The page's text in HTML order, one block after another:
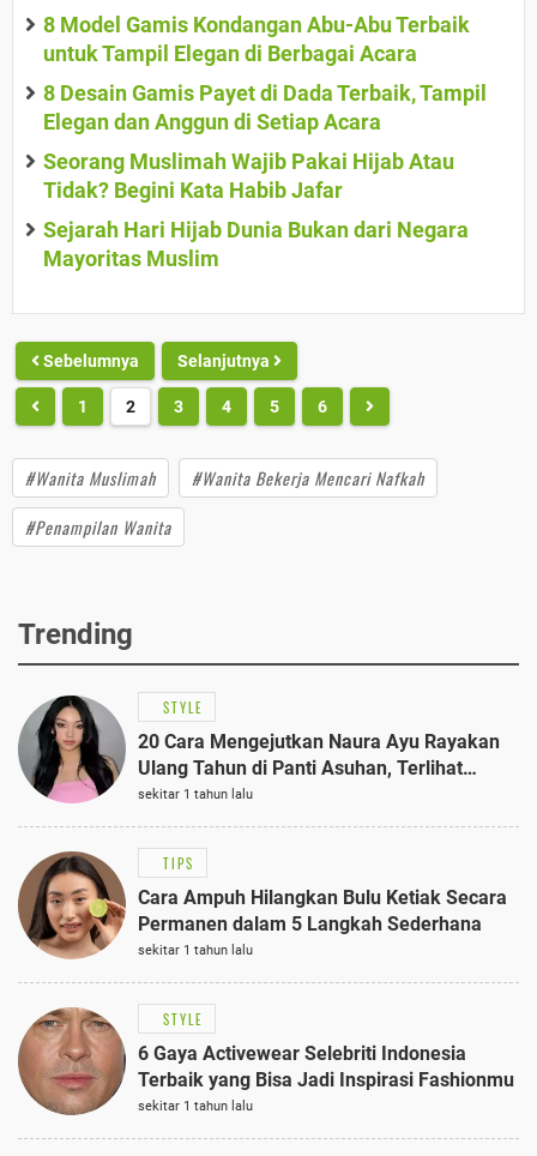
8 Model Gamis Kondangan Abu-Abu Terbaik
untuk Tampil Elegan di Berbagai Acara
8 Desain Gamis Payet di Dada Terbaik, Tampil
Elegan dan Anggun di Setiap Acara
Seorang Muslimah Wajib Pakai Hijab Atau
Tidak? Begini Kata Habib Jafar
Sejarah Hari Hijab Dunia Bukan dari Negara
Mayoritas Muslim
Sebelumnya Selanjutnya
1 2 3 4 5 6
#Wanita Muslimah
#Wanita Bekerja Mencari Nafkah
#Penampilan Wanita
Trending
STYLE
20 Cara Mengejutkan Naura Ayu Rayakan
Ulang Tahun di Panti Asuhan, Terlihat
Anggun dengan Kaftan Cokelat
sekitar 1 tahun lalu
TIPS
Cara Ampuh Hilangkan Bulu Ketiak Secara
Permanen dalam 5 Langkah Sederhana
sekitar 1 tahun lalu
STYLE
6 Gaya Activewear Selebriti Indonesia
Terbaik yang Bisa Jadi Inspirasi Fashionmu
sekitar 1 tahun lalu